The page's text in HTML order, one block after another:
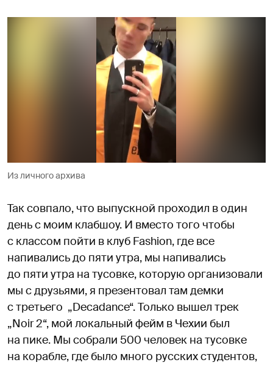
Из личного архива
Так совпало, что выпускной проходил в один
день с моим клабшоу. И вместо того чтобы
с классом пойти в клуб Fashion, где все
напивались до пяти утра, мы напивались
до пяти утра на тусовке, которую организовали
мы с друзьями, я презентовал там демки
с третьего „Decadance“. Только вышел трек
„Noir 2“, мой локальный фейм в Чехии был
на пике. Мы собрали 500 человек на тусовке
на корабле, где было много русских студентов,